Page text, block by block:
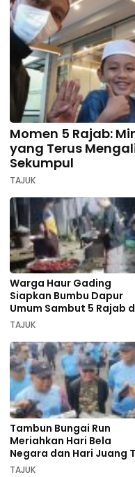
Momen 5 Rajab:
yang Terus
Sekumpul
TAJUK
Warga Haur Gading
Siapkan Bumbu Dapur
Umum Sambut 5 Rajab
Sekumpul
TAJUK
Tambun Bungai Run
Meriahkan Hari Bela
Negara dan Hari Juang
AD di Palangka Raya
TAJUK